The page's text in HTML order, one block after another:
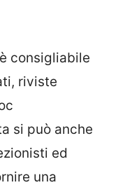
consigliabile
riviste
si può anche
ed
una